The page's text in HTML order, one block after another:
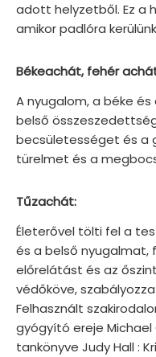
adott helyzetből. Ez a
amikor padlóra
Békeachát, fehér
A nyugalom, a béke
belső
becsületességet és a
türelmet és a
Tűzachát:
Életerővel tölti fel a
és a belső nyugalmat,
előrelátást és az
védőköve,
Felhasznált
gyógyító ereje Michael
tankönyve Judy Hall :